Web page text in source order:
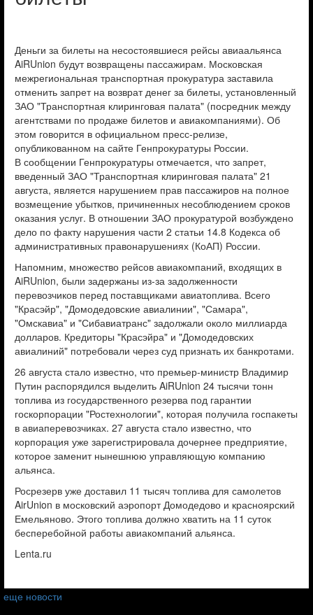
Деньги за билеты на несостоявшиеся рейсы авиаальянса
AiRUnion будут возвращены пассажирам. Московская
межрегиональная транспортная прокуратура заставила
отменить запрет на возврат денег за билеты, установленный
ЗАО "Транспортная клиринговая палата" (посредник между
агентствами по продаже билетов и авиакомпаниями). Об
этом говорится в официальном пресс-релизе,
опубликованном на сайте Генпрокуратуры России.
В сообщении Генпрокуратуры отмечается, что запрет,
введенный ЗАО "Транспортная клиринговая палата" 21
августа, является нарушением прав пассажиров на полное
возмещение убытков, причиненных несоблюдением сроков
оказания услуг. В отношении ЗАО прокуратурой возбуждено
дело по факту нарушения части 2 статьи 14.8 Кодекса об
административных правонарушениях (КоАП) России.
Напомним, множество рейсов авиакомпаний, входящих в
AiRUnion, были задержаны из-за задолженности
перевозчиков перед поставщиками авиатоплива. Всего
"Красэйр", "Домодедовские авиалинии", "Самара",
"Омскавиа" и "Сибавиатранс" задолжали около миллиарда
долларов. Кредиторы "Красэйра" и "Домодедовских
авиалиний" потребовали через суд признать их банкротами.
26 августа стало известно, что премьер-министр Владимир
Путин распорядился выделить AiRUnion 24 тысячи тонн
топлива из государственного резерва под гарантии
госкорпорации "Ростехнологии", которая получила госпакеты
в авиаперевозчиках. 27 августа стало известно, что
корпорация уже зарегистрировала дочернее предприятие,
которое заменит нынешнюю управляющую компанию
альянса.
Росрезерв уже доставил 11 тысяч топлива для самолетов
AirUnion в московский аэропорт Домодедово и красноярский
Емельяново. Этого топлива должно хватить на 11 суток
бесперебойной работы авиакомпаний альянса.
Lenta.ru
еще новости